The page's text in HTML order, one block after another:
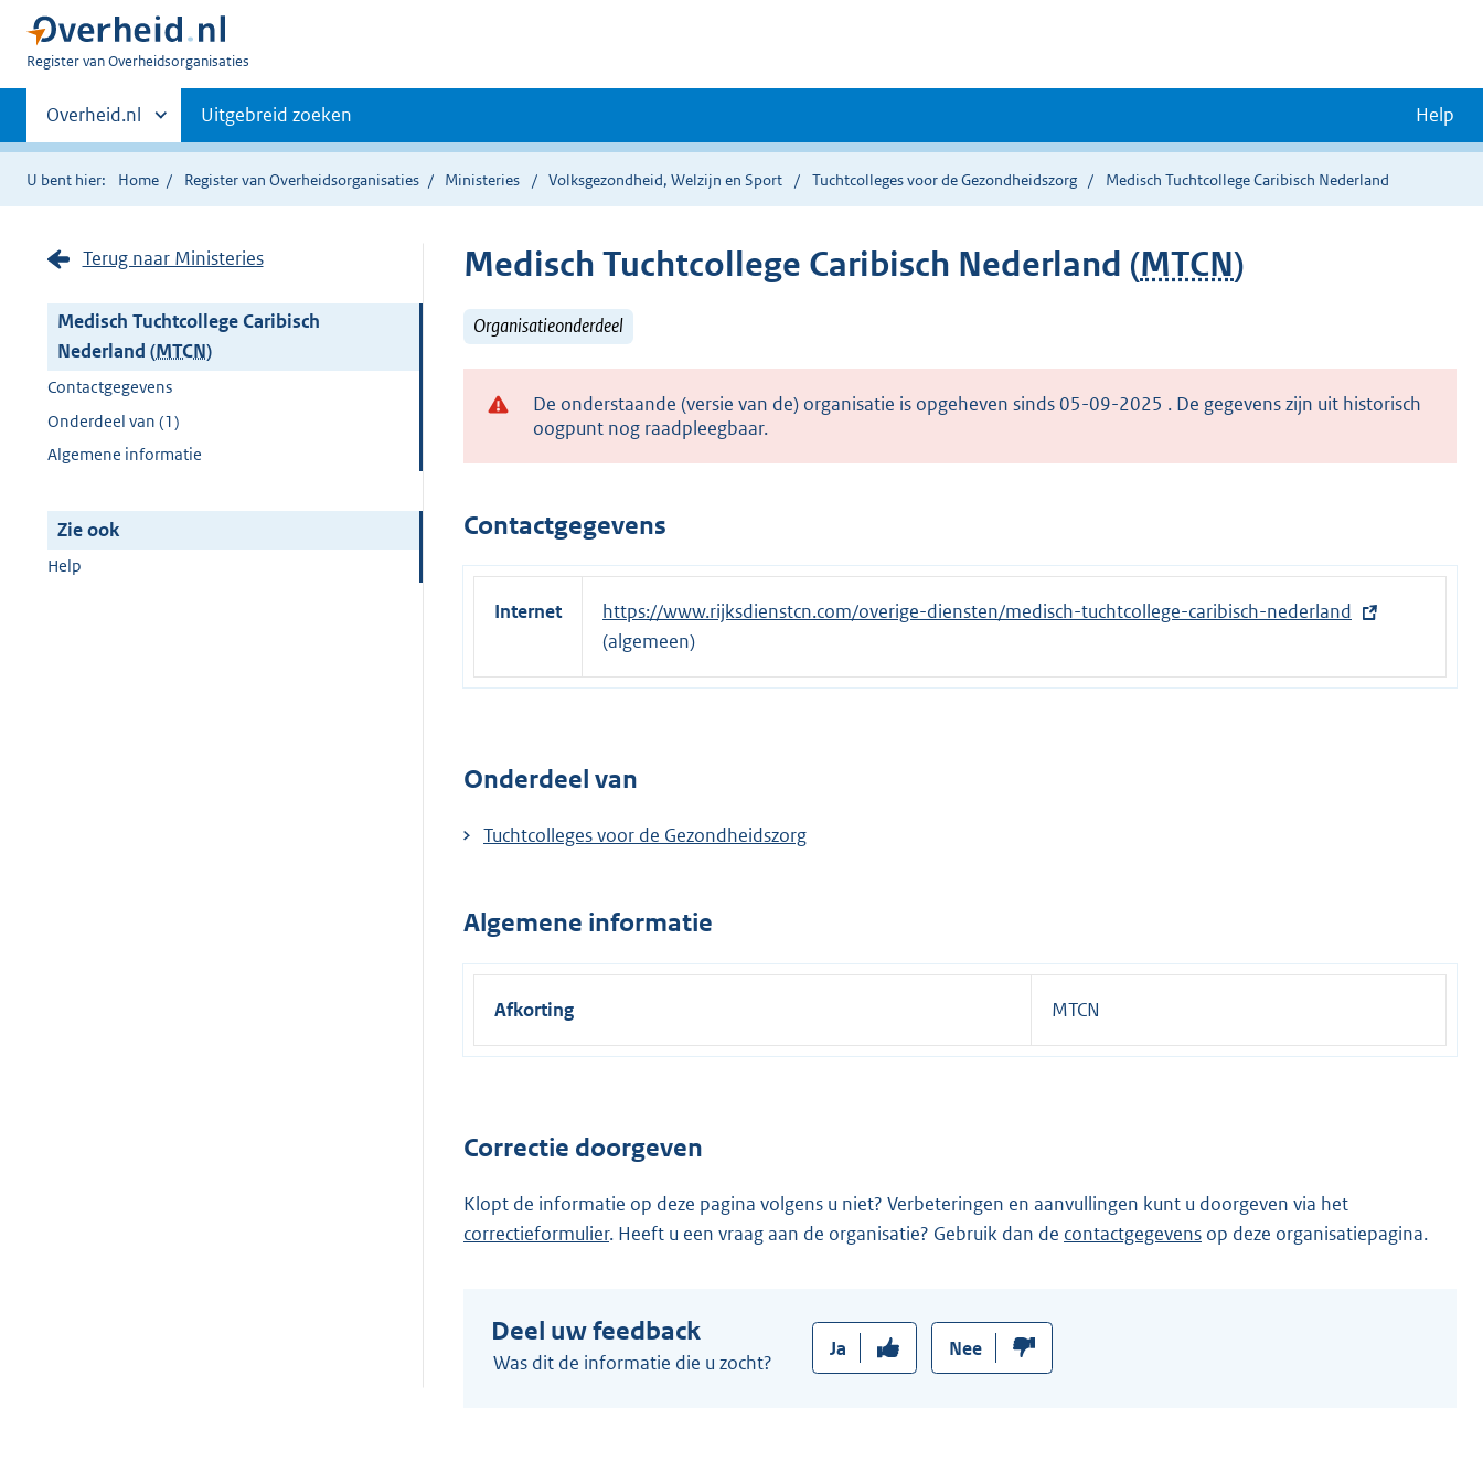
U
Register van Overheidsorganisaties
Primaire
navigatie
Andere
sites
binnen
Overheid.nl Uitgebreid zoeken Help
U bent hier: Home Register van Overheidsorganisaties Ministeries Volksgezondheid, Welzijn en Sport Tuchtcolleges voor de Gezondheidszorg Medisch Tuchtcollege Caribisch Nederland
Terug naar Ministeries
Medisch Tuchtcollege Caribisch
Nederland (MTCN)
Contactgegevens
Onderdeel van (1)
Algemene informatie
Zie ook
Help
Medisch Tuchtcollege Caribisch Nederland (MTCN)
Organisatieonderdeel
De onderstaande (versie van de) organisatie is opgeheven sinds 05-09-2025 . De gegevens zijn uit historisch
oogpunt nog raadpleegbaar.
Contactgegevens
Internet
E
x
t
e
i
:
https://www.rijksdienstcn.com/overige-diensten/medisch-tuchtcollege-caribisch-nederland
(algemeen)
Onderdeel van
Tuchtcolleges voor de Gezondheidszorg
Algemene informatie
Afkorting MTCN
Correctie doorgeven
Klopt de informatie op deze pagina volgens u niet? Verbeteringen en aanvullingen kunt u doorgeven via het
correctieformulier. Heeft u een vraag aan de organisatie? Gebruik dan de contactgegevens op deze organisatiepagina.
Deel uw feedback
Was dit de informatie die u zocht?
Ja Nee